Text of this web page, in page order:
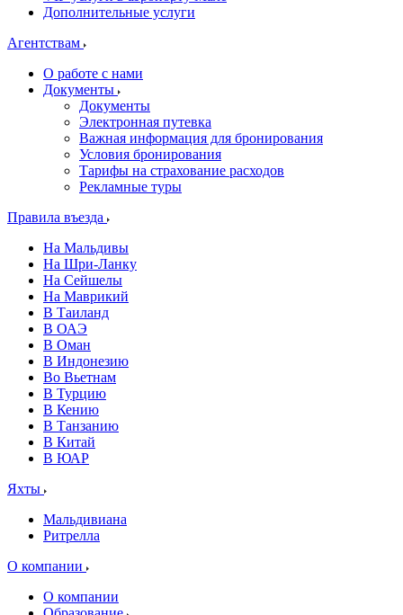
Дополнительные услуги
Агентствам
О работе с нами
Документы
Документы
Электронная путевка
Важная информация для бронирования
Условия бронирования
Тарифы на страхование расходов
Рекламные туры
Правила въезда
На Мальдивы
На Шри-Ланку
На Сейшелы
На Маврикий
В Таиланд
В ОАЭ
В Оман
В Индонезию
Во Вьетнам
В Турцию
В Кению
В Танзанию
В Китай
В ЮАР
Яхты
Мальдивиана
Ритрелла
О компании
О компании